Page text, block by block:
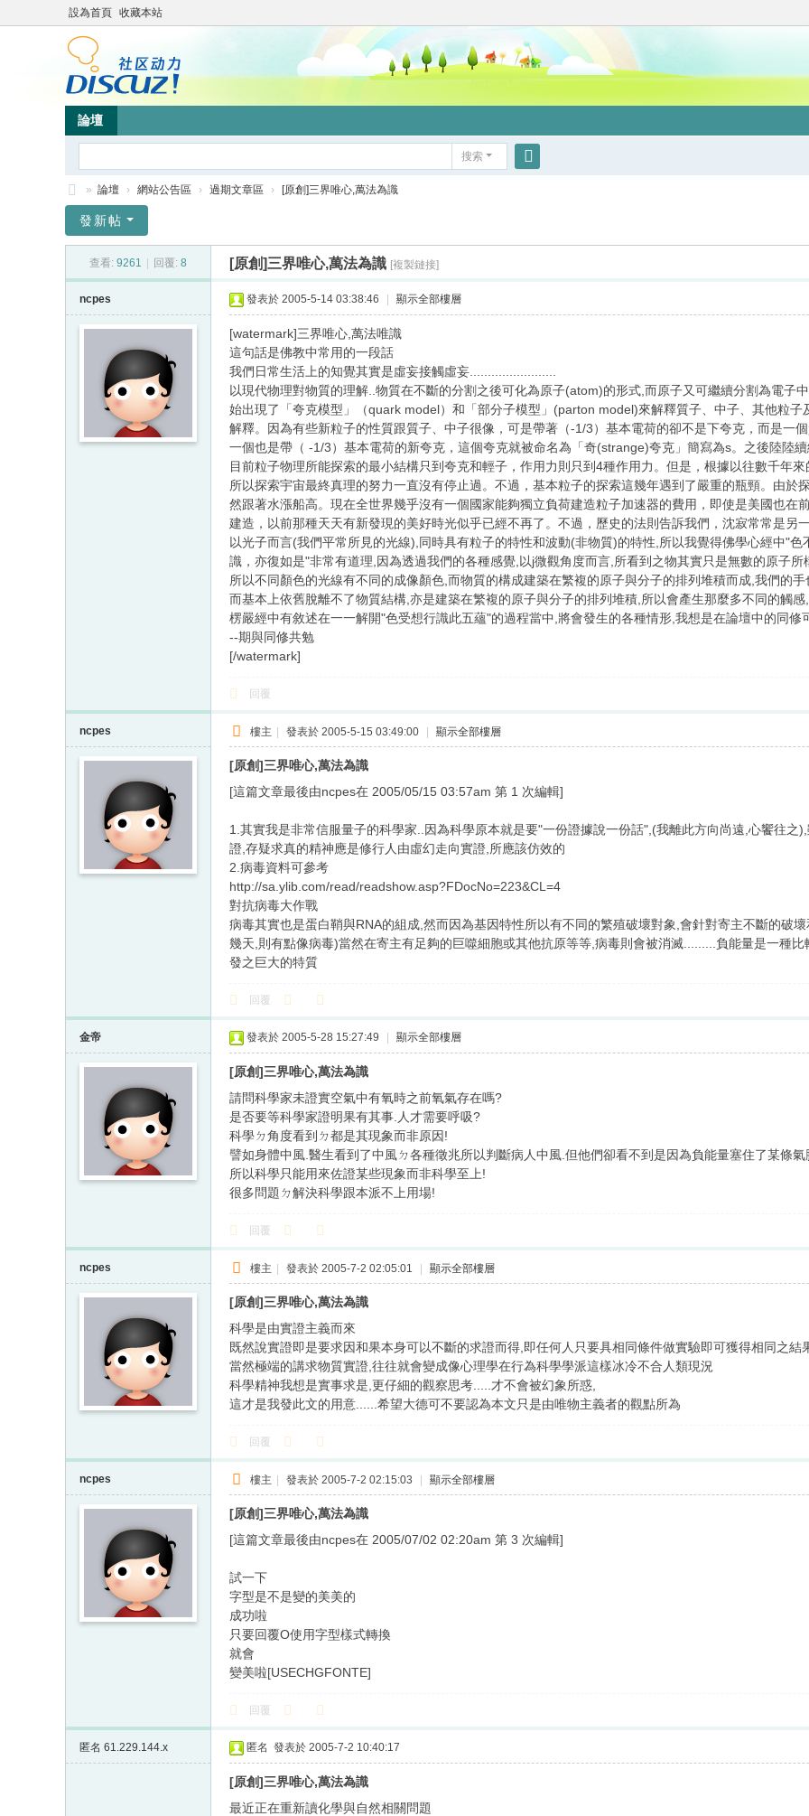
設為首頁 收藏本站
論壇
搜索
竹
» 論壇 › 網站公告區 › 過期文章區 › [原創]三界唯心,萬法為識
發新帖
查看: 9261 回覆: 8 [原創]三界唯心,萬法為識 [複製鏈接]
ncpes 發表於 2005-5-14 03:38:46 顯示全部樓層
[watermark]三界唯心,萬法唯識
這句話是佛教中常用的一段話
我們日常生活上的知覺其實是虛妄接觸虛妄........................
以現代物理對物質的理解..物質在不斷的分割之後可化為原子(atom)的形式,而原子又可繼續分割為電子
始出現了「夸克模型」（quark model）和「部分子模型」(parton model)來解釋質子、中子、其他粒
解釋。因為有些新粒子的性質跟質子、中子很像，可是帶著（-1/3）基本電荷的卻不是下夸克，而是一
一個也是帶（ -1/3）基本電荷的新夸克，這個夸克就被命名為「奇(strange)夸克」簡寫為s。之後陸陸
目前粒子物理所能探索的最小結構只到夸克和輕子，作用力則只到4種作用力。但是，根據以往數千年
所以探索宇宙最終真理的努力一直沒有停止過。不過，基本粒子的探索這幾年遇到了嚴重的瓶頸。由於
然跟著水漲船高。現在全世界幾乎沒有一個國家能夠獨立負荷建造粒子加速器的費用，即使是美國也在
建造，以前那種天天有新發現的美好時光似乎已經不再了。不過，歷史的法則告訴我們，沈寂常常是另
以光子而言(我們平常所見的光線),同時具有粒子的特性和波動(非物質)的特性,所以我覺得佛學心經中"
識，亦復如是"非常有道理,因為透過我們的各種感覺,以j微觀角度而言,所看到之物其實只是無數的原子
所以不同顏色的光線有不同的成像顏色,而物質的構成建築在繁複的原子與分子的排列堆積而成,我們的
而基本上依舊脫離不了物質結構,亦是建築在繁複的原子與分子的排列堆積,所以會產生那麼多不同的觸
楞嚴經中有敘述在一一解開"色受想行識此五蘊"的過程當中,將會發生的各種情形,我想是在論壇中的同
--期與同修共勉
[/watermark]
回覆
ncpes 樓主 | 發表於 2005-5-15 03:49:00 | 顯示全部樓層
[原創]三界唯心,萬法為識
[這篇文章最後由ncpes在 2005/05/15 03:57am 第 1 次編輯]
1.其實我是非常信服量子的科學家..因為科學原本就是要"一份證據說一份話",(我離此方向尚遠,心饗往
證,存疑求真的精神應是修行人由虛幻走向實證,所應該仿效的
2.病毒資料可參考
http://sa.ylib.com/read/readshow.asp?FDocNo=223&CL=4
對抗病毒大作戰
病毒其實也是蛋白鞘與RNA的組成,然而因為基因特性所以有不同的繁殖破壞對象,會針對寄主不斷的破
幾天,則有點像病毒)當然在寄主有足夠的巨噬細胞或其他抗原等等,病毒則會被消滅.........負能量是一種
發之巨大的特質
回覆
金帝 發表於 2005-5-28 15:27:49 顯示全部樓層
[原創]三界唯心,萬法為識
請問科學家未證實空氣中有氧時之前氧氣存在嗎?
是否要等科學家證明果有其事.人才需要呼吸?
科學ㄉ角度看到ㄉ都是其現象而非原因!
譬如身體中風.醫生看到了中風ㄉ各種徵兆所以判斷病人中風.但他們卻看不到是因為負能量塞住了某條
所以科學只能用來佐證某些現象而非科學至上!
很多問題ㄉ解決科學跟本派不上用場!
回覆
ncpes 樓主 | 發表於 2005-7-2 02:05:01 | 顯示全部樓層
[原創]三界唯心,萬法為識
科學是由實證主義而來
既然說實證即是要求因和果本身可以不斷的求證而得,即任何人只要具相同條件做實驗即可獲得相同之結
當然極端的講求物質實證,往往就會變成像心理學在行為科學學派這樣冰冷不合人類現況
科學精神我想是實事求是,更仔細的觀察思考.....才不會被幻象所惑,
這才是我發此文的用意......希望大德可不要認為本文只是由唯物主義者的觀點所為
回覆
ncpes 樓主 | 發表於 2005-7-2 02:15:03 | 顯示全部樓層
[原創]三界唯心,萬法為識
[這篇文章最後由ncpes在 2005/07/02 02:20am 第 3 次編輯]
試一下
字型是不是變的美美的
成功啦
只要回覆O使用字型樣式轉換
就會
變美啦[USECHGFONTE]
回覆
匿名 61.229.144.x 匿名 發表於 2005-7-2 10:40:17
[原創]三界唯心,萬法為識
最近正在重新讀化學與自然相關問題